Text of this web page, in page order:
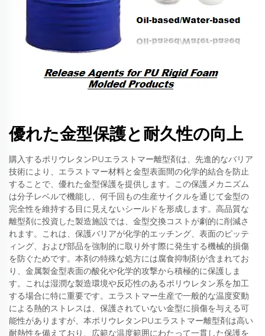
優れた金型保護と耐久性の向上
購入するポリウレタンPUエラストマー離型剤は、先進的なバリア
技術により、エラストマー材料と金型表面間の化学的結合を防止
することで、優れた金型保護を提供します。この保護メカニズム
は分子レベルで機能し、何千回もの生産サイクルを通じて金型の
完全性を維持する目に見えないシールドを形成します。高品質な
離型剤に投資した製造施設では、金型交換コストが劇的に削減さ
れます。これは、保護バリアが化学的エッチング、表面のピッテ
ィング、および部品を強制的に取り外す際に発生する機械的損傷
を防ぐためです。本剤の特殊な処方には腐食抑制剤が含まれてお
り、金属製金型表面の酸化や化学的攻撃から積極的に保護しま
す。これは湿潤な製造環境や反応性のあるポリウレタン系を加工
する場合に特に重要です。エラストマー生産で一般的な温度変動
による熱的ストレスは、保護されていない金型に損傷を与える可
能性がありますが、本ポリウレタンPUエラストマー離型剤は高い
耐熱性を備えており、広範な温度範囲にわたって一貫した保護を